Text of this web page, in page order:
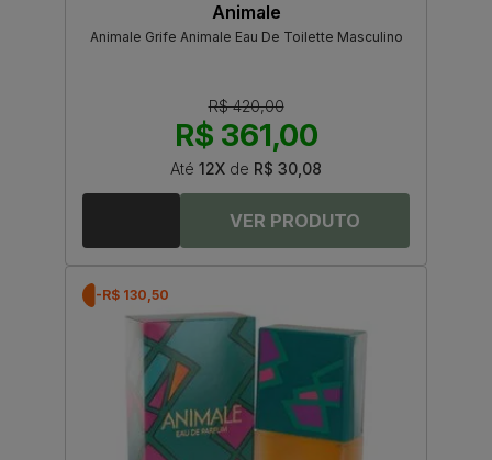
Animale
Animale Grife Animale Eau De Toilette Masculino
R$ 420,00
R$ 361,00
Até 12X de R$ 30,08
-R$ 130,50